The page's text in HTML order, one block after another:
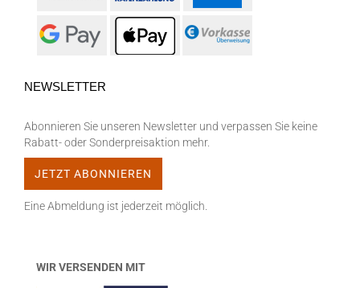
NEWSLETTER
Abonnieren Sie unseren Newsletter und verpassen Sie keine
Rabatt- oder Sonderpreisaktion mehr.
Eine Abmeldung ist jederzeit möglich.
WIR VERSENDEN MIT